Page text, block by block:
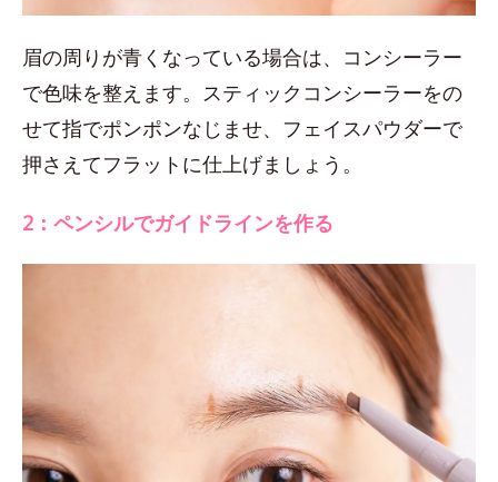
眉の周りが青くなっている場合は、コンシーラー
で色味を整えます。スティックコンシーラーをの
せて指でポンポンなじませ、フェイスパウダーで
押さえてフラットに仕上げましょう。
2：ペンシルでガイドラインを作る